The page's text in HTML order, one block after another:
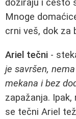
doziraju i često
Mnoge
crni veš, dok za
Ariel tečni -
je savršen,
mekana i bez
zapažanja.
se tečni Ariel